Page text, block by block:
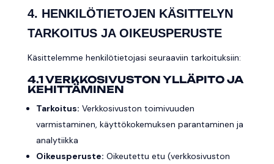
4. HENKILÖTIETOJEN KÄSITTELYN
TARKOITUS JA OIKEUSPERUSTE
Käsittelemme henkilötietojasi seuraaviin tarkoituksiin:
4.1 VERKKOSIVUSTON YLLÄPITO JA
KEHITTÄMINEN
Tarkoitus: Verkkosivuston toimivuuden
varmistaminen, käyttökokemuksen parantaminen ja
analytiikka
Oikeusperuste: Oikeutettu etu (verkkosivuston